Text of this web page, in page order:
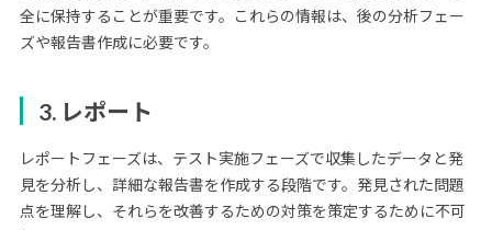
全に保持することが重要です。これらの情報は、後の分析フェー
ズや報告書作成に必要です。
3. レポート
レポートフェーズは、テスト実施フェーズで収集したデータと発
見を分析し、詳細な報告書を作成する段階です。発見された問題
点を理解し、それらを改善するための対策を策定するために不可